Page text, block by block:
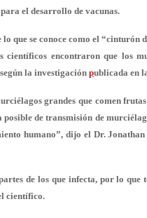
el desarrollo de vacunas.
que se conoce como el
encontraron que los
la investigación publicada en
grandes que comen
de transmisión de
humano”, dijo el Dr.
de los que infecta, por lo que
científico.